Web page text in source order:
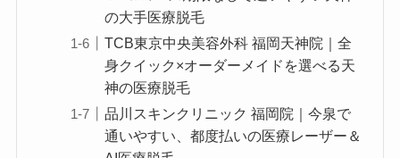
の大手医療脱毛
TCB東京中央美容外科 福岡天神院｜全
身クイック×オーダーメイドを選べる天
神の医療脱毛
品川スキンクリニック 福岡院｜今泉で
通いやすい、都度払いの医療レーザー＆